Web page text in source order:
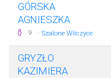
GÓRSKA
AGNIESZKA
9 · Szalone Wilczyce
GRYZŁO
KAZIMIERA